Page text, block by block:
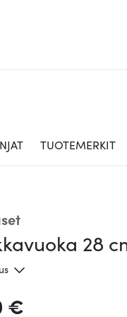
TUOTEMERKIT
28
€